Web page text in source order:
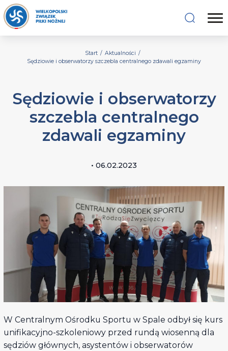
Start / Aktualności /
Sędziowie i obserwatorzy szczebla centralnego zdawali egzaminy
Sędziowie i obserwatorzy
szczebla centralnego
zdawali egzaminy
• 06.02.2023
W Centralnym Ośrodku Sportu w Spale odbył się kurs
unifikacyjno-szkoleniowy przed rundą wiosenną dla
sędziów głównych, asystentów i obserwatorów